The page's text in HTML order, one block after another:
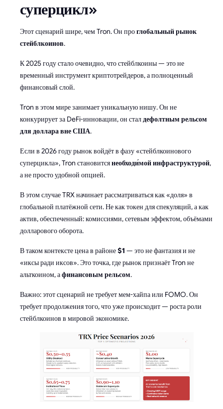
суперцикл»
Этот сценарий шире, чем Tron. Он проглобальный рынок
стейблкоинов.
К 2025 году стало очевидно, что стейблкоины — это не
временный инструмент криптотрейдеров, а полноценный
финансовый слой.
Tron в этом мире занимает уникальную нишу. Он не
конкурирует за DeFi-инновации, он сталдефолтным рельсом
для доллара вне США.
Если в 2026 году рынок войдёт в фазу «стейблкоинового
суперцикла», Tron становитсянеобходи́мой инфраструктурой,
а не просто удобной опцией.
В этом случае TRX начинает рассматриваться как «доля» в
глобальной платёжной сети. Не как токен для спекуляций, а как
актив, обеспеченный: комиссиями, сетевым эффектом, объёмами
долларового оборота.
В таком контексте цена в районе$1 — это не фантазия и не
«иксы ради иксов». Это точка, где рынок признаёт Tron не
альткоином, афинансовым рельсом.
Важно: этот сценарий не требует мем-хайпа или FOMO. Он
требует продолжения того, что уже происходит — роста роли
стейблкоинов в мировой экономике.